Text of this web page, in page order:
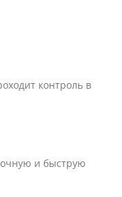
контроль в
и быструю